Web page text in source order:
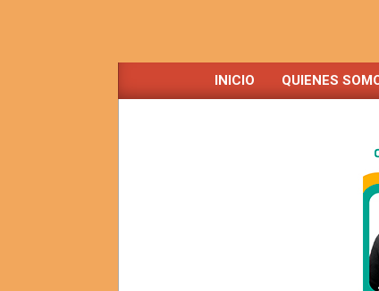
INICIO QUIENES